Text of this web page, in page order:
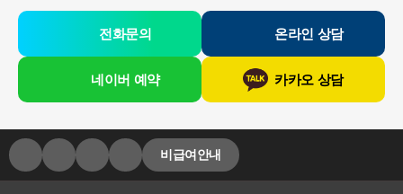
전화문의 온라인 상담
네이버 예약 카카오 상담
비급여안내
니다.
- 상법, 전자상거래 등에서의 소비자보호에 관한 법률 등 관계법령의
규정에 의하여 보존할 필요가 있는 경우 연세바로척병원은 관계법령
에서 정한 일정한 기간 동안 회원정보를 보관합니다. 이 경우 연세바
로척병원은 보관하는 정보를 그 보관의 목적으로만 이용하며 보존기
간은 아래와 같습니다.
[회원가입정보]
회원가입을 탈퇴하거나 회원에서 제명된 때에 파기. 다만, 수집목적
또는 제공받은 목적이 달성된 경우에도 상법 등 법령의 규정에 의하
여 보존할 필요성이 있는 경우에는 귀하의 개인정보를 보유할 수 있